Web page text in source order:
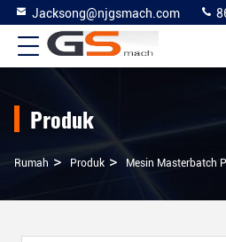
Jacksong@njgsmach.com
Produk
Rumah > Produk > Mesin Masterbatch